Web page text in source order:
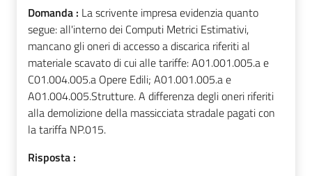
Domanda : La scrivente impresa evidenzia quanto
segue: all'interno dei Computi Metrici Estimativi,
mancano gli oneri di accesso a discarica riferiti al
materiale scavato di cui alle tariffe: A01.001.005.a e
C01.004.005.a Opere Edili; A01.001.005.a e
A01.004.005.Strutture. A differenza degli oneri riferiti
alla demolizione della massicciata stradale pagati con
la tariffa NP.015.
Risposta :